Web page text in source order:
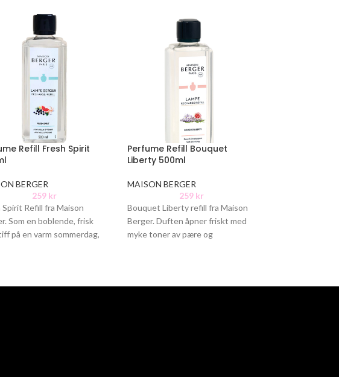
Refill Fresh Spirit
BERGER
259 kr
Spirit Refill fra Maison
Som en boblende, frisk
på en varm sommerdag,
Perfume Refill Bouquet
Liberty 500ml
MAISON BERGER
259 kr
Bouquet Liberty refill fra Maison
Berger. Duften åpner friskt med
myke toner av pære og